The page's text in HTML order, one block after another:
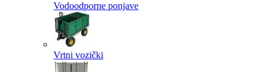
Vodoodporne ponjave
Vrtni vozički